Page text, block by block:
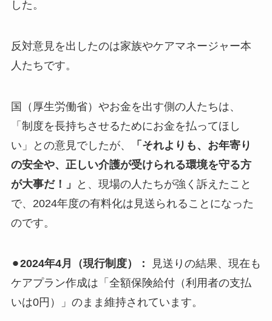
した。
反対意見を出したのは家族やケアマネージャー本
人たちです。
国（厚生労働省）やお金を出す側の人たちは、
「制度を長持ちさせるためにお金を払ってほし
い」との意見でしたが、
「それよりも、お年寄り
の安全や、正しい介護が受けられる環境を守る方
が大事だ！」
と、現場の人たちが強く訴えたこと
で、2024年度の有料化は見送られることになった
のです。
⚫︎2024年4月（現行制度）：
見送りの結果、現在も
ケアプラン作成は「全額保険給付（利用者の支払
いは0円）」のまま維持されています。